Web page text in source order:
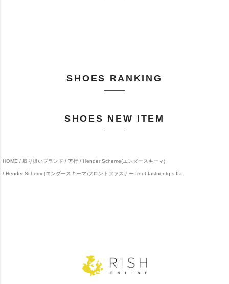
SHOES RANKING
SHOES NEW ITEM
HOME 取り扱いブランド ア行 Hender Scheme(エンダースキーマ)
Hender Scheme(エンダースキーマ)フロントファスナー front fastner tq-s-ffa